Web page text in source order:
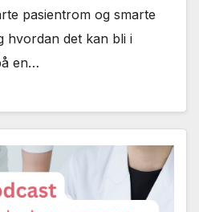
pasientrom og smarte
hvordan det kan bli i
en…